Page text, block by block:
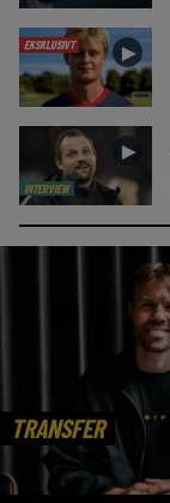
EKSKLUSIVT ►
INTERVIEW
►
TRANSFER